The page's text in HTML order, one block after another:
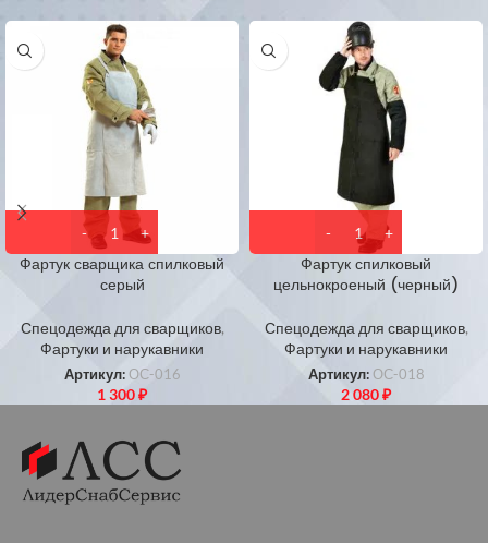
Фартук сварщика спилковый
серый
Спецодежда для сварщиков,
Фартуки и нарукавники
Артикул: ОС-016
1 300₽
Фартук спилковый
цельнокроеный (черный)
Спецодежда для сварщиков,
Фартуки и нарукавники
Артикул: ОС-018
2 080₽